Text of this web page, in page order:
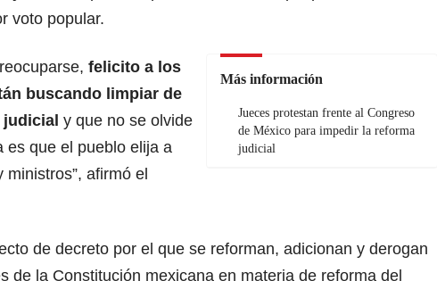
voto popular.
Más información
Jueces protestan frente al Congreso
de México para impedir la reforma
judicial
felicito a los
buscando limpiar de
y que no se olvide
es que el pueblo elija a
afirmó el
de decreto por el que se reforman, adicionan y derogan
de la Constitución mexicana en materia de reforma del